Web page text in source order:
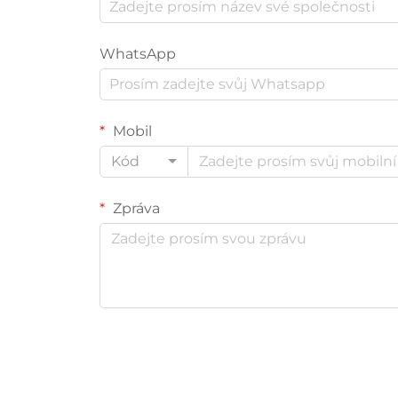
WhatsApp
Mobil
Kód
Zpráva